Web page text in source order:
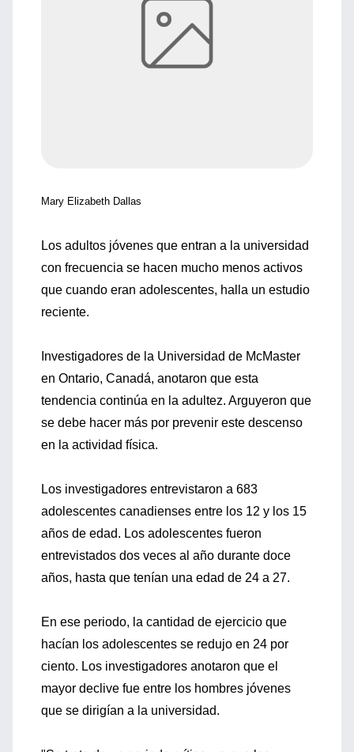
Mary Elizabeth Dallas
Los adultos jóvenes que entran a la universidad
con frecuencia se hacen mucho menos activos
que cuando eran adolescentes, halla un estudio
reciente.
Investigadores de la Universidad de McMaster
en Ontario, Canadá, anotaron que esta
tendencia continúa en la adultez. Arguyeron que
se debe hacer más por prevenir este descenso
en la actividad física.
Los investigadores entrevistaron a 683
adolescentes canadienses entre los 12 y los 15
años de edad. Los adolescentes fueron
entrevistados dos veces al año durante doce
años, hasta que tenían una edad de 24 a 27.
En ese periodo, la cantidad de ejercicio que
hacían los adolescentes se redujo en 24 por
ciento. Los investigadores anotaron que el
mayor declive fue entre los hombres jóvenes
que se dirigían a la universidad.